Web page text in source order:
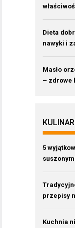
Dieta
nawyki i
Masło
– zdrowe
5
przepisy
Kuchnia